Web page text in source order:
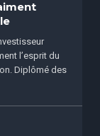
l’esprit du
Diplômé des